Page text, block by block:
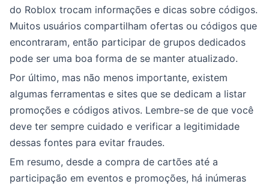
do Roblox trocam informações e dicas sobre códigos.
Muitos usuários compartilham ofertas ou códigos que
encontraram, então participar de grupos dedicados
pode ser uma boa forma de se manter atualizado.
Por último, mas não menos importante, existem
algumas ferramentas e sites que se dedicam a listar
promoções e códigos ativos. Lembre-se de que você
deve ter sempre cuidado e verificar a legitimidade
dessas fontes para evitar fraudes.
Em resumo, desde a compra de cartões até a
participação em eventos e promoções, há inúmeras